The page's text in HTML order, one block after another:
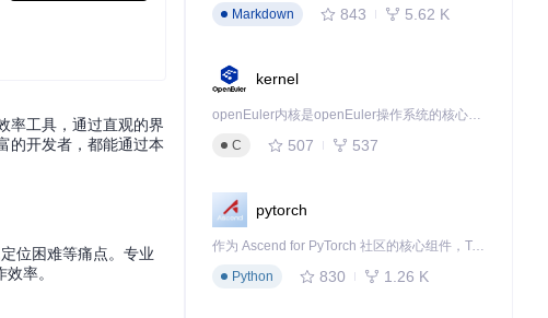
率工具，通过直观的界
的开发者，都能通过本
位困难等痛点。专业
率。
Markdown
843 5.62 K
kernel
openEuler内核是openEuler操作系统的核心，既是系统性能与稳定性的基石，也是连接处理器、设备与服务的桥梁。
C
507 537
pytorch
作为 Ascend for PyTorch 社区的核心组件，TorchNPU 是昇腾专为 PyTorch 打造的深度学习适配插件，使 PyTorch 框架能够直接调用昇腾 NPU，为开发者提供昇腾 AI 处理器的超强算力。
Python
830 1.26 K